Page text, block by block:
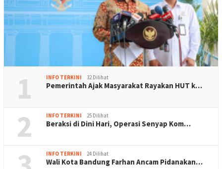
1 INFO TERKINI 32 Dilihat
Pemerintah Ajak Masyarakat Rayakan HUT k…
2 INFO TERKINI 25 Dilihat
Beraksi di Dini Hari, Operasi Senyap Kom…
INFO TERKINI 24 Dilihat
Wali Kota Bandung Farhan Ancam Pidanakan…